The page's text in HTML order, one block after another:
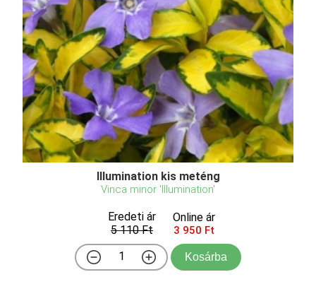
Illumination kis meténg
Vinca minor 'Illumination'
Eredeti ár
5 110 Ft
Online ár
3 950 Ft
Kosárba